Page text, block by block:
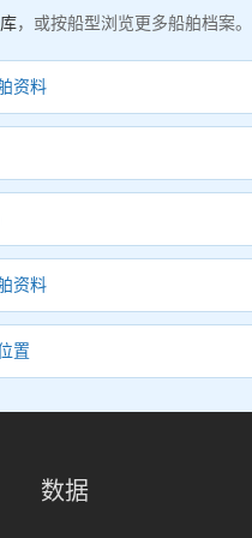
，或按船型浏览更多船舶档案
资料
资料
置
数据